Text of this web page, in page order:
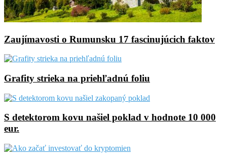
Zaujímavosti o Rumunsku 17 fascinujúcich faktov
Grafity strieka na priehľadnú foliu
S detektorom kovu našiel poklad v hodnote 10 000
eur.